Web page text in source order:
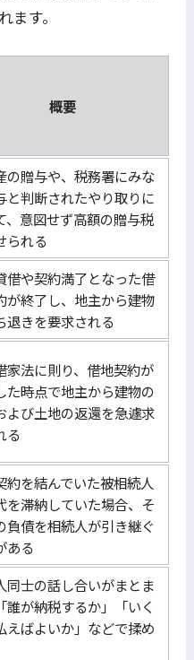
す。
概要
の贈与や、税務署にみな
と判断されたやり取りに
、意図せず高額の贈与税
られる
借や契約満了となった借
が終了し、地主から建物
退きを要求される
家法に則り、借地契約が
た時点で地主から建物の
よび土地の返還を急遽求
る
約を結んでいた被相続人
を滞納していた場合、そ
負債を相続人が引き継ぐ
ある
同士の話し合いがまとま
誰が納税するか」「いく
えばよいか」などで揉め